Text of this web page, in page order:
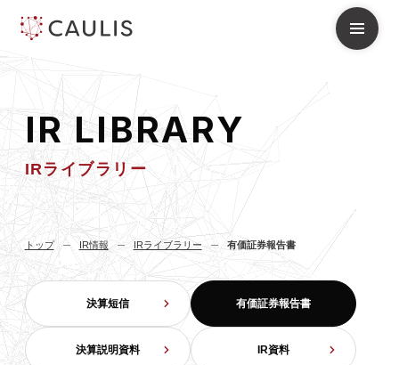
IR LIBRARY
IRライブラリー
トップ IR情報 IRライブラリー 有価証券報告書
決算短信 有価証券報告書
決算説明資料 IR資料